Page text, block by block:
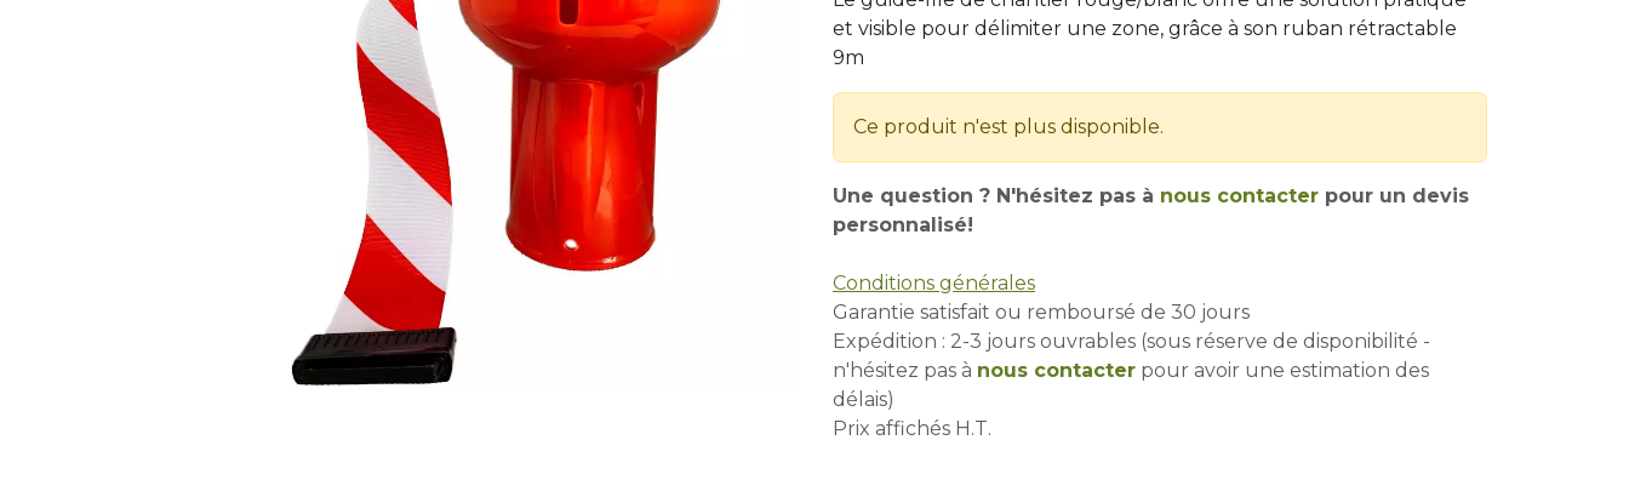
et visible pour délimiter une zone, grâce à son ruban rétractable
9m
Ce produit n'est plus disponible.
Une question ? N'hésitez pas à nous contacter pour un devis
personnalisé!
Conditions générales
Garantie satisfait ou remboursé de 30 jours
Expédition : 2-3 jours ouvrables (sous réserve de disponibilité -
n'hésitez pas à nous contacter pour avoir une estimation des
délais)
Prix affichés H.T.